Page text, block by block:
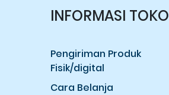
INFORMASI TOKO
Pengiriman Produk
Fisik/digital
Cara Belanja